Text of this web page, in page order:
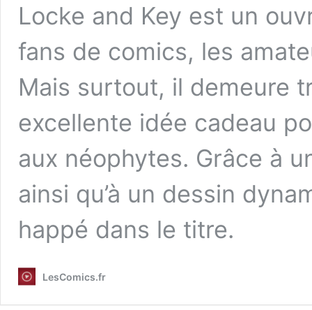
Locke and Key est un
fans de comics, les
Mais surtout, il demeure
excellente idée cadeau
aux néophytes. Grâce à
ainsi qu’à un dessin
happé dans le titre.
LesComics.fr